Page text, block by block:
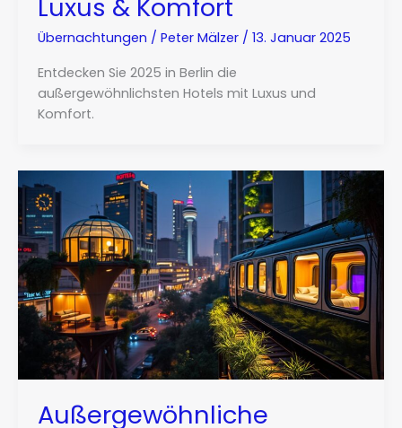
Luxus & Komfort
Übernachtungen / Peter Mälzer / 13. Januar 2025
Entdecken Sie 2025 in Berlin die
außergewöhnlichsten Hotels mit Luxus und
Komfort.
Außergewöhnliche